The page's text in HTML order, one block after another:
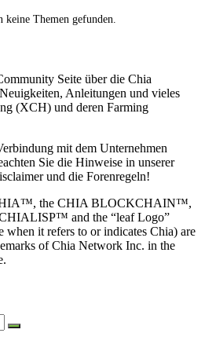
Themen gefunden.
Seite über die Chia
Anleitungen und vieles
(XCH) und deren Farming
mit dem Unternehmen
Sie die Hinweise in unserer
und die Forenregeln!
the CHIA BLOCKCHAIN™,
and the “leaf Logo”
when it refers to or indicates Chia) are
of Chia Network Inc. in the